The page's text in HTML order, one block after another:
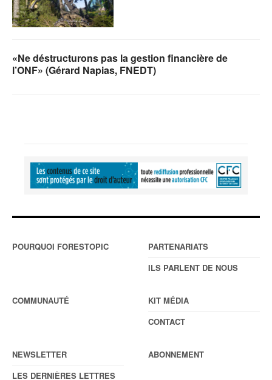
«Ne déstructurons pas la gestion financière de
l’ONF» (Gérard Napias, FNEDT)
POURQUOI FORESTOPIC
PARTENARIATS
ILS PARLENT DE NOUS
COMMUNAUTÉ
KIT MÉDIA
CONTACT
NEWSLETTER
LES DERNIÈRES LETTRES
ABONNEMENT